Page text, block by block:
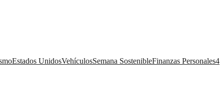
Estados UnidosVehículosSemana SostenibleFinanzas Personales4